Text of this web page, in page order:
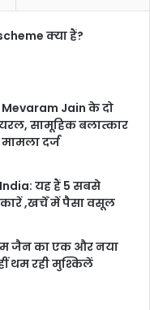
क्या हैं?
Mevaram Jain के दो
सामूहिक बलात्कार
दर्ज
यह हैं 5 सबसे
,खर्चें में पैसा वसूल
जैन का एक और नया
थम रही मुश्किलें